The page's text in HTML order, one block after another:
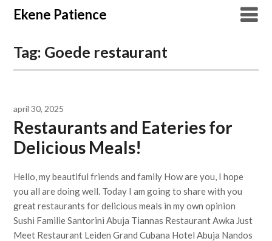
Overslaan
naar
Ekene Patience
Tag: Goede restaurant
april 30, 2025
Restaurants and Eateries for
Delicious Meals!
Hello, my beautiful friends and family How are you, I hope
you all are doing well. Today I am going to share with you
great restaurants for delicious meals in my own opinion
Sushi Familie Santorini Abuja Tiannas Restaurant Awka Just
Meet Restaurant Leiden Grand Cubana Hotel Abuja Nandos